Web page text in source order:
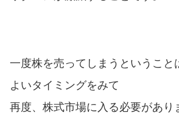
一度株を売ってしまうということ
よいタイミングをみて
再度、株式市場に入る必要があり